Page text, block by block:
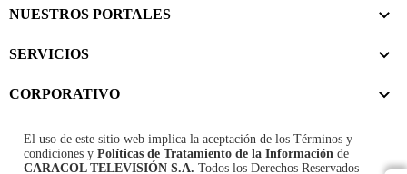
NUESTROS PORTALES
SERVICIOS
CORPORATIVO
El uso de este sitio web implica la aceptación de los Términos y
condiciones y Políticas de Tratamiento de la Información de
CARACOL TELEVISIÓN S.A. Todos los Derechos Reservados